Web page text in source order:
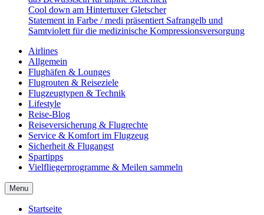
Cool down am Hintertuxer Gletscher
Statement in Farbe / medi präsentiert Safrangelb und
Samtviolett für die medizinische Kompressionsversorgung
Airlines
Allgemein
Flughäfen & Lounges
Flugrouten & Reiseziele
Flugzeugtypen & Technik
Lifestyle
Reise-Blog
Reiseversicherung & Flugrechte
Service & Komfort im Flugzeug
Sicherheit & Flugangst
Spartipps
Vielfliegerprogramme & Meilen sammeln
Menu
Startseite